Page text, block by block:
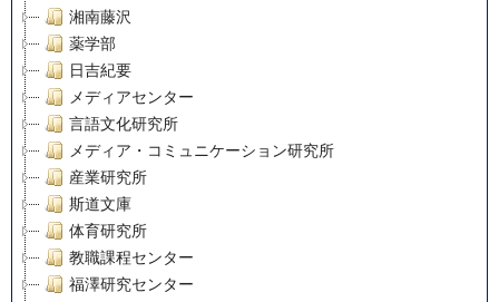
湘南藤沢
薬学部
日吉紀要
メディアセンター
言語文化研究所
メディア・コミュニケーション研究所
産業研究所
斯道文庫
体育研究所
教職課程センター
福澤研究センター